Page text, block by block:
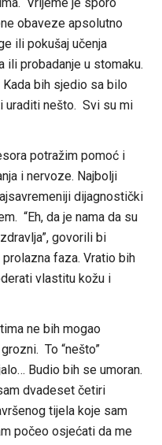
Vrijeme je sporo
obaveze apsolutno
ili pokušaj učenja
ili probadanje u stomaku.
bih sjedio sa bilo
uraditi nešto. Svi su mi
potražim pomoć i
i nervoze. Najbolji
dijagnostički
“Eh, da je nama da su
govorili bi
faza. Vratio bih
vlastitu kožu i
ne bih mogao
To “nešto”
Budio bih se umoran.
dvadeset četiri
tijela koje sam
počeo osjećati da me